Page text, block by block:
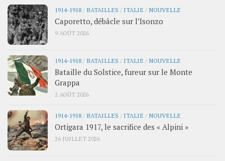
1914-1918 / BATAILLES / ITALIE / NOUVELLE
Caporetto, débâcle sur l’Isonzo
9 AOÛT 2026
1914-1918 / BATAILLES / ITALIE / NOUVELLE
Bataille du Solstice, fureur sur le Monte
Grappa
2 AOÛT 2026
1914-1918 / BATAILLES / ITALIE / NOUVELLE
Ortigara 1917, le sacrifice des « Alpini »
26 JUILLET 2026